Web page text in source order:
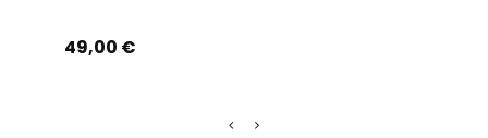
Prix
49,00 €